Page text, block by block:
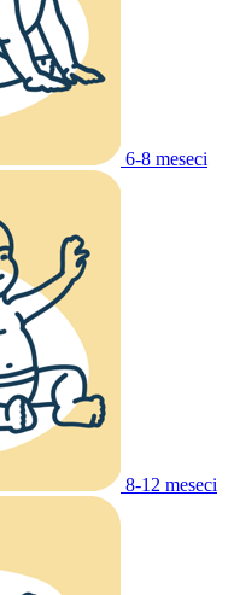
6-8 meseci
8-12 meseci